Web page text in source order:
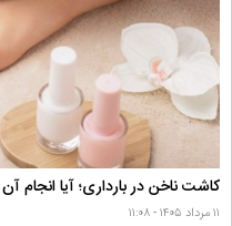
کاشت ناخن در بارداری؛ آیا انجام
۱۱ مرداد ۱۴۰۵ - ۱۱:۰۸